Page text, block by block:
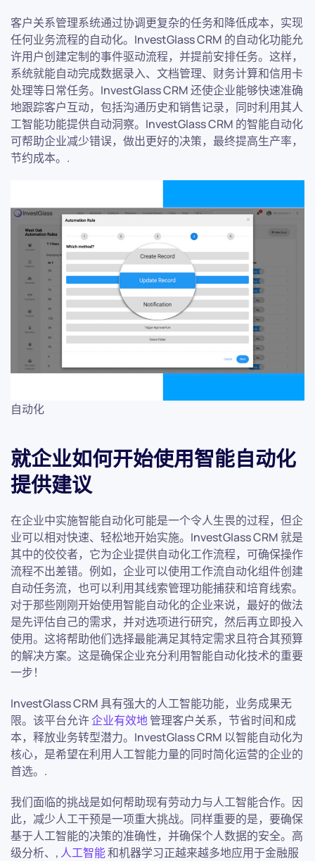
客户关系管理系统通过协调更复杂的任务和降低成本，实现
任何业务流程的自动化。InvestGlass CRM 的自动化功能允
许用户创建定制的事件驱动流程，并提前安排任务。这样，
系统就能自动完成数据录入、文档管理、财务计算和信用卡
处理等日常任务。InvestGlass CRM 还使企业能够快速准确
地跟踪客户互动，包括沟通历史和销售记录，同时利用其人
工智能功能提供自动洞察。InvestGlass CRM 的智能自动化
可帮助企业减少错误，做出更好的决策，最终提高生产率，
节约成本。.
自动化
就企业如何开始使用智能自动化
提供建议
在企业中实施智能自动化可能是一个令人生畏的过程，但企
业可以相对快速、轻松地开始实施。InvestGlass CRM 就是
其中的佼佼者，它为企业提供自动化工作流程，可确保操作
流程不出差错。例如，企业可以使用工作流自动化组件创建
自动任务流，也可以利用其线索管理功能捕获和培育线索。
对于那些刚刚开始使用智能自动化的企业来说，最好的做法
是先评估自己的需求，并对选项进行研究，然后再立即投入
使用。这将帮助他们选择最能满足其特定需求且符合其预算
的解决方案。这是确保企业充分利用智能自动化技术的重要
一步！
InvestGlass CRM 具有强大的人工智能功能，业务成果无
限。该平台允许企业有效地管理客户关系，节省时间和成
本，释放业务转型潜力。InvestGlass CRM 以智能自动化为
核心，是希望在利用人工智能力量的同时简化运营的企业的
首选。.
我们面临的挑战是如何帮助现有劳动力与人工智能合作。因
此，减少人工干预是一项重大挑战。同样重要的是，要确保
基于人工智能的决策的准确性，并确保个人数据的安全。高
级分析、, 人工智能和机器学习正越来越多地应用于金融服